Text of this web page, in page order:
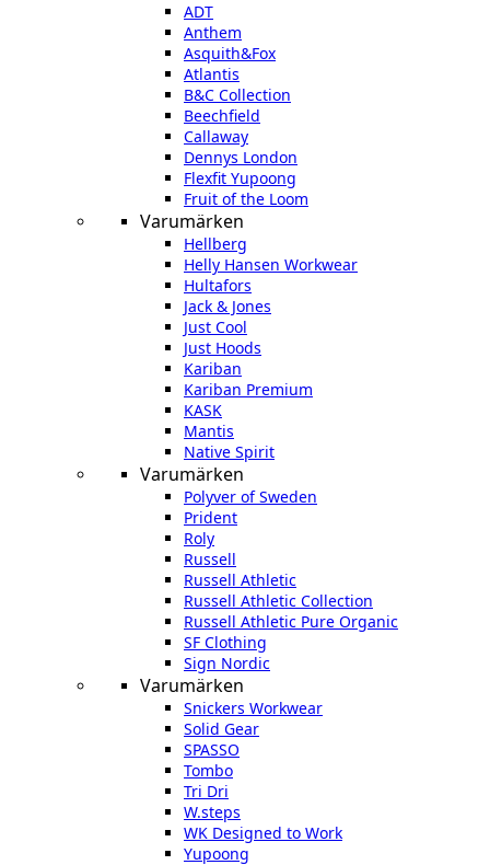
ADT
Anthem
Asquith&Fox
Atlantis
B&C Collection
Beechfield
Callaway
Dennys London
Flexfit Yupoong
Fruit of the Loom
Varumärken
Hellberg
Helly Hansen Workwear
Hultafors
Jack & Jones
Just Cool
Just Hoods
Kariban
Kariban Premium
KASK
Mantis
Native Spirit
Varumärken
Polyver of Sweden
Prident
Roly
Russell
Russell Athletic
Russell Athletic Collection
Russell Athletic Pure Organic
SF Clothing
Sign Nordic
Varumärken
Snickers Workwear
Solid Gear
SPASSO
Tombo
Tri Dri
W.steps
WK Designed to Work
Yupoong